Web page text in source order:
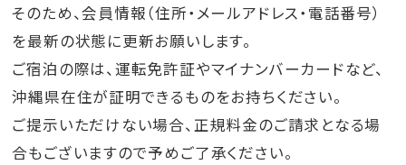
そのため、会員情報（住所・メールアドレス・電話番号）
を最新の状態に更新お願いします。
ご宿泊の際は、運転免許証やマイナンバーカードなど、
沖縄県在住が証明できるものをお持ちください。
ご提示いただけない場合、正規料金のご請求となる場
合もございますので予めご了承ください。